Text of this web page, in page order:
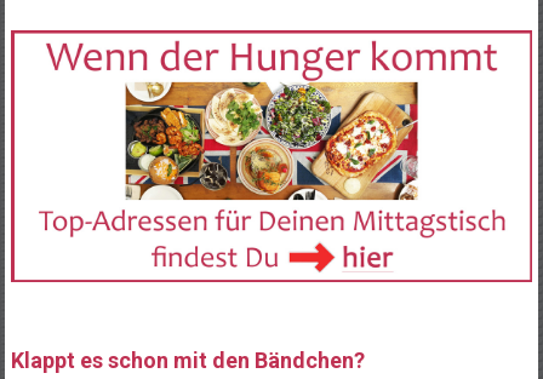
Klappt es schon mit den Bändchen?